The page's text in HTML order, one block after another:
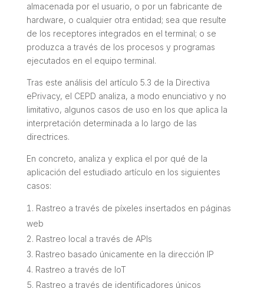
almacenada por el usuario, o por un fabricante de
hardware, o cualquier otra entidad; sea que resulte
de los receptores integrados en el terminal; o se
produzca a través de los procesos y programas
ejecutados en el equipo terminal.
Tras este análisis del artículo 5.3 de la Directiva
ePrivacy, el CEPD analiza, a modo enunciativo y no
limitativo, algunos casos de uso en los que aplica la
interpretación determinada a lo largo de las
directrices.
En concreto, analiza y explica el por qué de la
aplicación del estudiado artículo en los siguientes
casos:
Rastreo a través de píxeles insertados en páginas
web
Rastreo local a través de APIs
Rastreo basado únicamente en la dirección IP
Rastreo a través de IoT
Rastreo a través de identificadores únicos